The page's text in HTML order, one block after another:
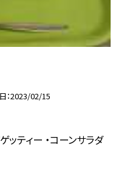
2023/02/15
ッティー ・コーンサラダ